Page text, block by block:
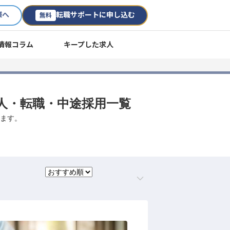
へ 無料 転職サポートに申し込む
報コラム キープした求人
・転職・中途採用一覧
す。